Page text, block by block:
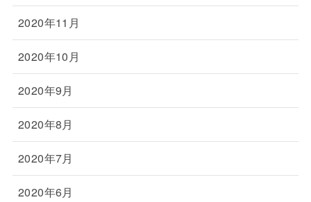
2020年11月
2020年10月
2020年9月
2020年8月
2020年7月
2020年6月